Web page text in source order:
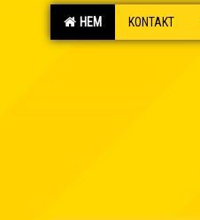
HEM KONTAKT